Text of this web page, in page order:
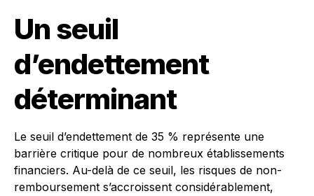
Un seuil
d’endettement
déterminant
Le seuil d’endettement de 35 % représente une
barrière critique pour de nombreux établissements
financiers. Au-delà de ce seuil, les risques de non-
remboursement s’accroissent considérablement,